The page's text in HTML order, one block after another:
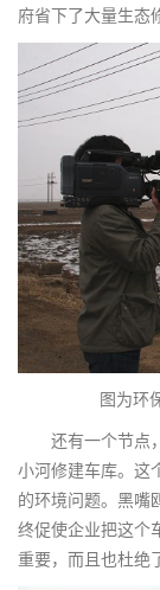
府省下了大量生态
图为环
还有一个节点，
小河修建车库。这
的环境问题。黑嘴
终促使企业把这个
重要，而且也杜绝